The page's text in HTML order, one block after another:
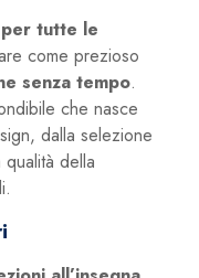
tutte le
come prezioso
senza tempo.
che nasce
dalla selezione
della